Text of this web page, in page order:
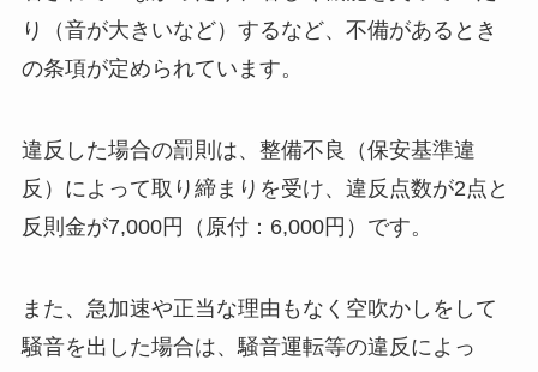
り（音が大きいなど）するなど、不備があるとき
の条項が定められています。
違反した場合の罰則は、整備不良（保安基準違
反）によって取り締まりを受け、違反点数が2点と
反則金が7,000円（原付：6,000円）です。
また、急加速や正当な理由もなく空吹かしをして
騒音を出した場合は、騒音運転等の違反によっ